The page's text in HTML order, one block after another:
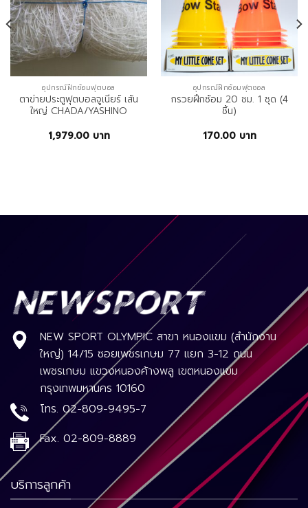
อุปกรณ์ฝึกซ้อมฟุตบอล
ตาข่ายประตูฟุตบอลจูเนียร์ เส้น
ใหญ่ CHADA/YASHINO
1,979.00 บาท
อุปกรณ์ฝึกซ้อมฟุตซอล
กรวยฝึกซ้อม 20 ซม. 1 ชุด (4
ชิ้น)
170.00 บาท
NEW SPORT OLYMPIC สาขา หนองแขม (สำนักงาน
ใหญ่) 14/15 ซอยเพชรเกษม 77 แยก 3-12 ถนน
เพชรเกษม แขวงหนองค้างพลู เขตหนองแขม
กรุงเทพมหานคร 10160
โทร. 02-809-9495-7
Fax. 02-809-8889
บริการลูกค้า